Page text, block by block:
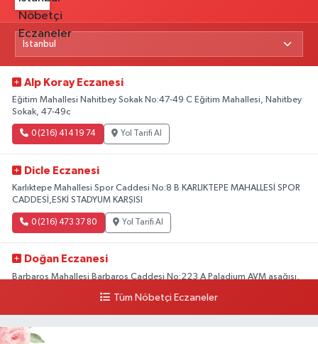
Alp Koray Eczanesi
Eğitim Mahallesi Nahitbey Sokak No:47-49 C Eğitim Mahallesi, Nahitbey
Sokak, 47-49c
0 (216) 414 19 74 Yol Tarifi Al
Dicle Eczanesi
Karlıktepe Mahallesi Spor Caddesi No:8 B KARLIKTEPE MAHALLESİ SPOR
CADDESİ,ESKİ STADYUM KARŞISI
0 (216) 473 37 80 Yol Tarifi Al
Doğan Eczanesi
Barbaros Mahallesi Barbaros Caddesi No:223 A Paladium AVM aşağısı,
Tüm Nöbetçi Eczaneler